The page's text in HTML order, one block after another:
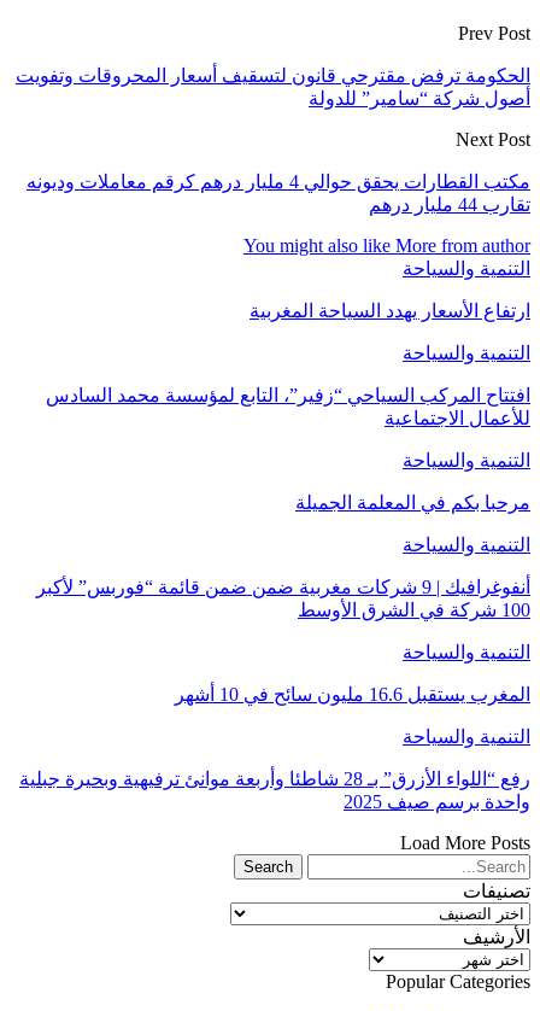
Prev Post
الحكومة ترفض مقترحي قانون لتسقيف أسعار المحروقات وتفويت
أصول شركة “سامير” للدولة
Next Post
مكتب القطارات يحقق حوالي 4 مليار درهم كرقم معاملات وديونه
تقارب 44 مليار درهم
You might also like More from author
التنمية والسياحة
ارتفاع الأسعار يهدد السياحة المغربية
التنمية والسياحة
افتتاح المركب السياحي “زفير”، التابع لمؤسسة محمد السادس
للأعمال الاجتماعية
التنمية والسياحة
مرحبا بكم في المعلمة الجميلة
التنمية والسياحة
أنفوغرافيك | 9 شركات مغربية ضمن ضمن قائمة “فوربس” لأكبر
100 شركة في الشرق الأوسط
التنمية والسياحة
المغرب يستقبل 16.6 مليون سائح في 10 أشهر
التنمية والسياحة
رفع “اللواء الأزرق” بـ 28 شاطئا وأربعة موانئ ترفيهية وبحيرة جبلية
واحدة برسم صيف 2025
Load More Posts
تصنيفات
تصنيفات
الأرشيف
الأرشيف
Popular Categories